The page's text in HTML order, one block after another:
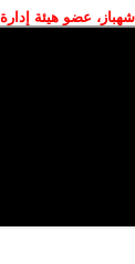
عضو هيئة إدارة